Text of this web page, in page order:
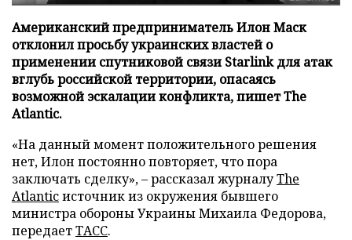
Американский предприниматель Илон Маск
отклонил просьбу украинских властей о
применении спутниковой связи Starlink для атак
вглубь российской территории, опасаясь
возможной эскалации конфликта, пишет The
Atlantic.
«На данный момент положительного решения
нет, Илон постоянно повторяет, что пора
заключать сделку», – рассказал журналуThe
Atlanticисточник из окружения бывшего
министра обороны Украины Михаила Федорова,
передаетТАСС.